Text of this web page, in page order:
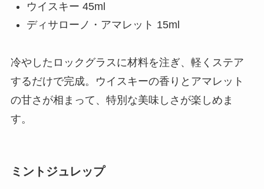
ウイスキー 45ml
ディサローノ・アマレット 15ml
冷やしたロックグラスに材料を注ぎ、軽くステア
するだけで完成。ウイスキーの香りとアマレット
の甘さが相まって、特別な美味しさが楽しめま
す。
ミントジュレップ